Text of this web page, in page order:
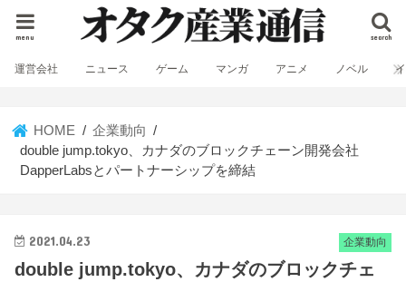
search
menu
運営会社 ニュース ゲーム マンガ アニメ ノベル
HOME
企業動向
double jump.tokyo、カナダのブロックチェーン開発会社
DapperLabsとパートナーシップを締結
企業動向
2021.04.23
double jump.tokyo、カナダのブロックチェ